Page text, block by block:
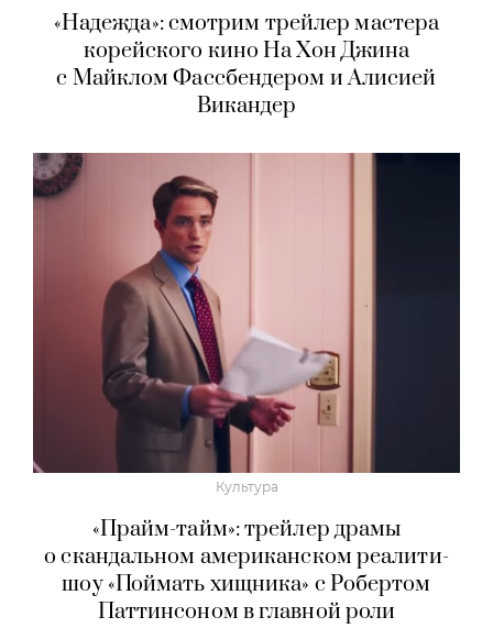
«Надежда»: смотрим трейлер мастера
корейского кино На Хон Джина
с Майклом Фассбендером и Алисией
Викандер
Культура
«Прайм-тайм»: трейлер драмы
о скандальном американском реалити-
шоу «Поймать хищника» с Робертом
Паттинсоном в главной роли